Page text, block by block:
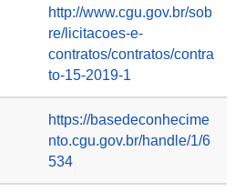
http://www.cgu.gov.br/sob
re/licitacoes-e-
contratos/contratos/contra
to-15-2019-1
https://basedeconhecime
nto.cgu.gov.br/handle/1/6
534